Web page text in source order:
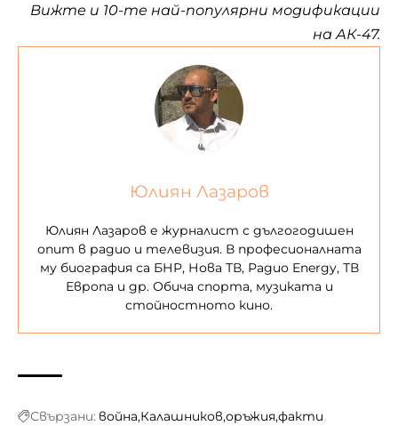
Вижте и 10-те най-популярни модификации
на АК-47.
Юлиян Лазаров
Юлиян Лазаров е журналист с дългогодишен
опит в радио и телевизия. В професионалната
му биография са БНР, Нова ТВ, Радио Energy, ТВ
Европа и др. Обича спорта, музиката и
стойностното кино.
Свързани: война Калашников оръжия факти